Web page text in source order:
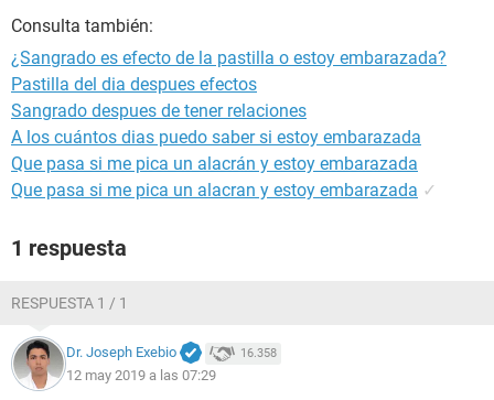
Consulta también:
¿Sangrado es efecto de la pastilla o estoy embarazada?
Pastilla del dia despues efectos
Sangrado despues de tener relaciones
A los cuántos dias puedo saber si estoy embarazada
Que pasa si me pica un alacrán y estoy embarazada
Que pasa si me pica un alacran y estoy embarazada ✓
1 respuesta
RESPUESTA 1 / 1
Dr. Joseph Exebio 16.358
12 may 2019 a las 07:29